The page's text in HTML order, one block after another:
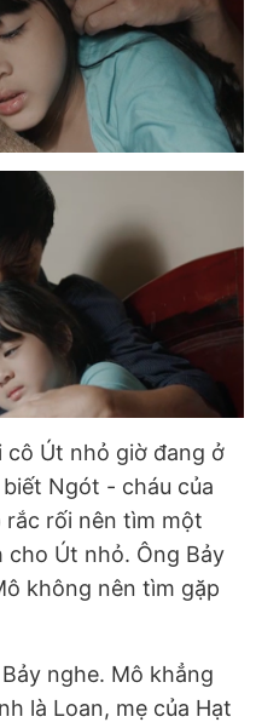
cô Út nhỏ giờ đang ở
Ngót - cháu của
rối nên tìm một
Út nhỏ. Ông Bảy
không nên tìm gặp
nghe. Mô khẳng
là Loan, mẹ của Hạt